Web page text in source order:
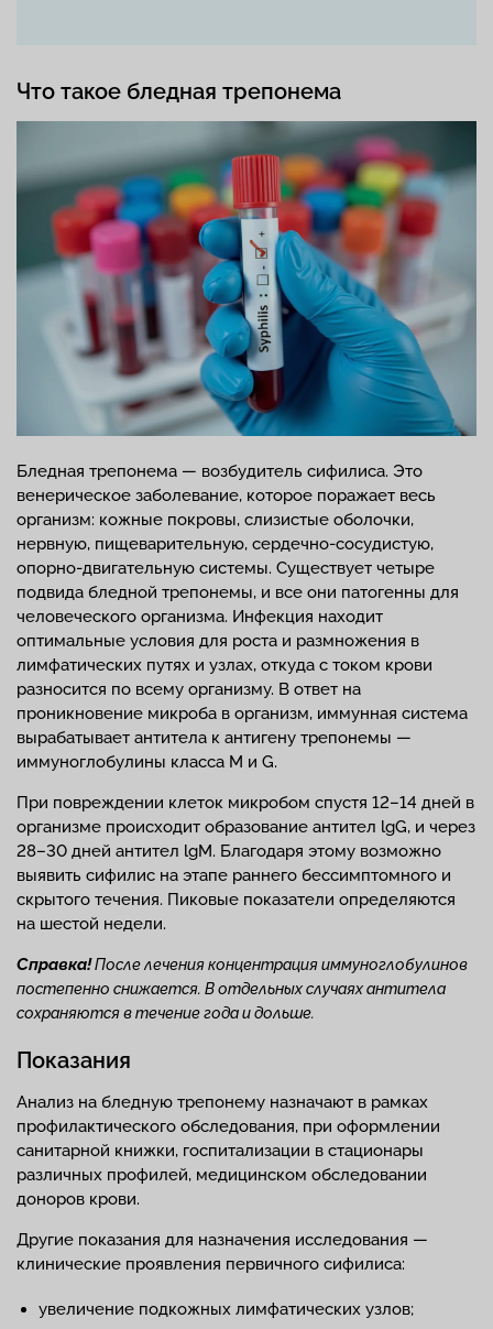
Что такое бледная трепонема
Бледная трепонема — возбудитель сифилиса. Это
венерическое заболевание, которое поражает весь
организм: кожные покровы, слизистые оболочки,
нервную, пищеварительную, сердечно-сосудистую,
опорно-двигательную системы. Существует четыре
подвида бледной трепонемы, и все они патогенны для
человеческого организма. Инфекция находит
оптимальные условия для роста и размножения в
лимфатических путях и узлах, откуда с током крови
разносится по всему организму. В ответ на
проникновение микроба в организм, иммунная система
вырабатывает антитела к антигену трепонемы —
иммуноглобулины класса M и G.
При повреждении клеток микробом спустя 12–14 дней в
организме происходит образование антител lgG, и через
28–30 дней антител lgM. Благодаря этому возможно
выявить сифилис на этапе раннего бессимптомного и
скрытого течения. Пиковые показатели определяются
на шестой недели.
Справка!После лечения концентрация иммуноглобулинов
постепенно снижается. В отдельных случаях антитела
сохраняются в течение года и дольше.
Показания
Анализ на бледную трепонему назначают в рамках
профилактического обследования, при оформлении
санитарной книжки, госпитализации в стационары
различных профилей, медицинском обследовании
доноров крови.
Другие показания для назначения исследования —
клинические проявления первичного сифилиса:
увеличение подкожных лимфатических узлов;